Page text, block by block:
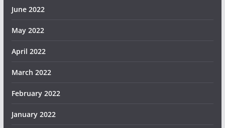
June 2022
May 2022
April 2022
March 2022
February 2022
January 2022